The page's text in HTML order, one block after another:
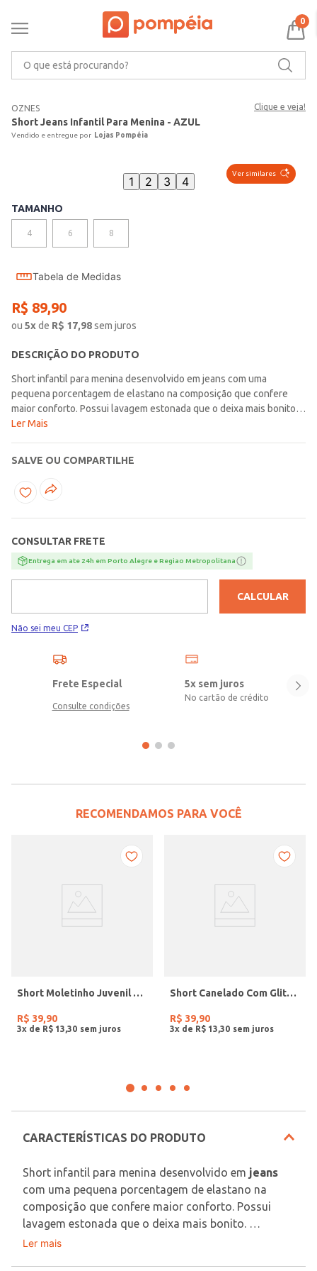
0
OZNES Clique e veja!
Short Jeans Infantil Para Menina - AZUL
Lojas Pompéia
Ver similares
1 2 3 4
TAMANHO
4 6 8
Tabela de Medidas
R$ 89,90
ou 5xde R$ 17,98sem juros
DESCRIÇÃO DO PRODUTO
Short infantil para menina desenvolvido em jeans com uma
pequena porcentagem de elastano na composição que confere
maior conforto. Possui lavagem estonada que o deixa mais bonito.
Apresenta cós com passantes para cinto, ajuste elástico interno,
Acompanha cinto com glitter. Leve e divertido, o short que
acompanha os pequenos em todas as aventuras do dia!\n\nTecido:
Jeans\nComposição: 80,4% algodão, 18% poliéster, 1,6% elastano
Ler Mais
SALVE OU COMPARTILHE
CONSULTAR FRETE
Entrega em ate 24h em Porto Alegre e Regiao Metropolitana
Não sei meu CEP
CALCULAR
Frete Especial
Consulte condições
5x sem juros
No cartão de crédito
RECOMENDAMOS PARA VOCÊ
Short Moletinho Juvenil Para Menina - PRETO
R$ 39,90
3x de R$ 13 30
Short Canelado Com Glitter Juvenil Para Menina - PRETO
R$ 39,90
3x de R$ 13 30
CARACTERÍSTICAS DO PRODUTO
Short infantil para menina desenvolvido em jeans
com uma pequena porcentagem de elastano na
composição que confere maior conforto. Possui
lavagem estonada que o deixa mais bonito.
Apresenta cós com passantes para cinto, ajuste
Tecido: Jeans
Ler mais